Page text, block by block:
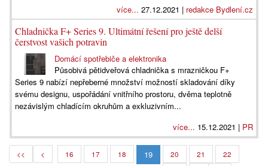
více... 27.12.2021 | redakce Bydlení.cz
Chladnička F+ Series 9. Ultimátní řešení pro ještě delší
čerstvost vašich potravin
Domácí spotřebiče a elektronika
Působivá pětidveřová chladnička s mrazničkou F+
Series 9 nabízí nepřeberné množství možností skladování díky
svému designu, uspořádání vnitřního prostoru, dvěma teplotně
nezávislým chladícím okruhům a exkluzivním...
více... 15.12.2021 | PR
<< < 16 17 18 19 20 21
22